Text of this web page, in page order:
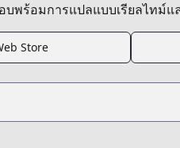
series.html?id=387
พร้อมการแปลแบบเรียลไทม์
Store